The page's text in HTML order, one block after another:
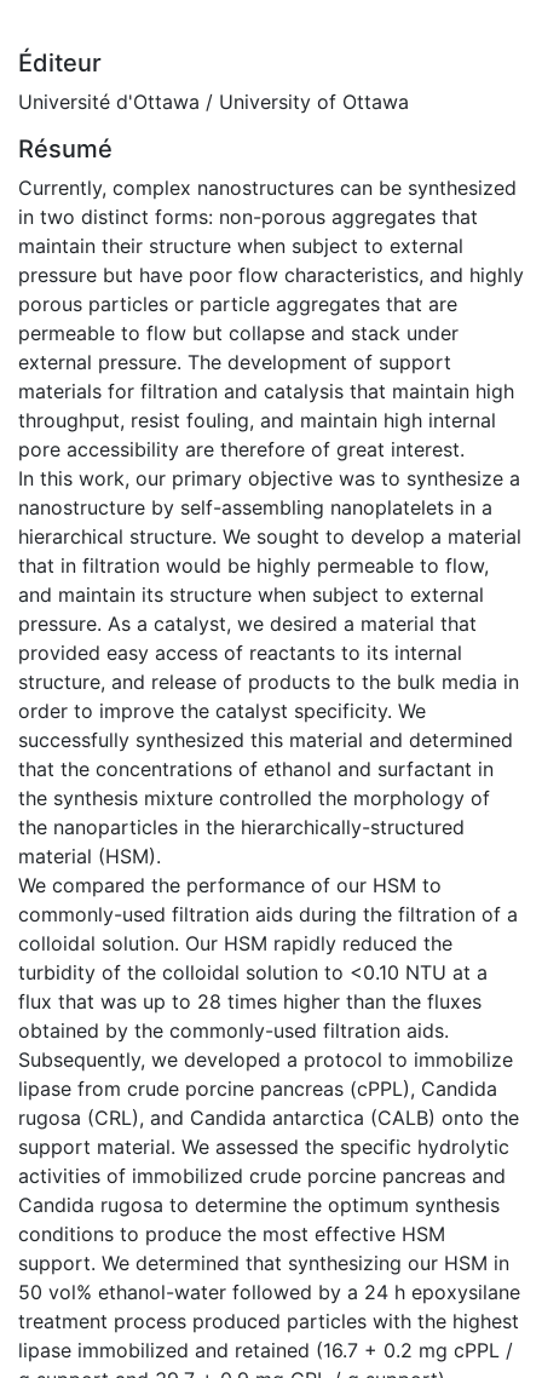
Éditeur
Université d'Ottawa / University of Ottawa
Résumé
Currently, complex nanostructures can be synthesized
in two distinct forms: non-porous aggregates that
maintain their structure when subject to external
pressure but have poor flow characteristics, and highly
porous particles or particle aggregates that are
permeable to flow but collapse and stack under
external pressure. The development of support
materials for filtration and catalysis that maintain high
throughput, resist fouling, and maintain high internal
pore accessibility are therefore of great interest.
In this work, our primary objective was to synthesize a
nanostructure by self-assembling nanoplatelets in a
hierarchical structure. We sought to develop a material
that in filtration would be highly permeable to flow,
and maintain its structure when subject to external
pressure. As a catalyst, we desired a material that
provided easy access of reactants to its internal
structure, and release of products to the bulk media in
order to improve the catalyst specificity. We
successfully synthesized this material and determined
that the concentrations of ethanol and surfactant in
the synthesis mixture controlled the morphology of
the nanoparticles in the hierarchically-structured
material (HSM).
We compared the performance of our HSM to
commonly-used filtration aids during the filtration of a
colloidal solution. Our HSM rapidly reduced the
turbidity of the colloidal solution to <0.10 NTU at a
flux that was up to 28 times higher than the fluxes
obtained by the commonly-used filtration aids.
Subsequently, we developed a protocol to immobilize
lipase from crude porcine pancreas (cPPL), Candida
rugosa (CRL), and Candida antarctica (CALB) onto the
support material. We assessed the specific hydrolytic
activities of immobilized crude porcine pancreas and
Candida rugosa to determine the optimum synthesis
conditions to produce the most effective HSM
support. We determined that synthesizing our HSM in
50 vol% ethanol-water followed by a 24 h epoxysilane
treatment process produced particles with the highest
lipase immobilized and retained (16.7 + 0.2 mg cPPL /